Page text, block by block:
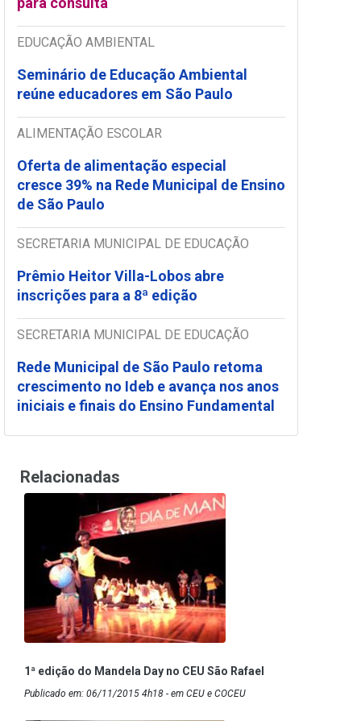
EDUCAÇÃO AMBIENTAL
Seminário de Educação Ambiental
reúne educadores em São Paulo
ALIMENTAÇÃO ESCOLAR
Oferta de alimentação especial
cresce 39% na Rede Municipal de Ensino
de São Paulo
SECRETARIA MUNICIPAL DE EDUCAÇÃO
Prêmio Heitor Villa-Lobos abre
inscrições para a 8ª edição
SECRETARIA MUNICIPAL DE EDUCAÇÃO
Rede Municipal de São Paulo retoma
crescimento no Ideb e avança nos anos
iniciais e finais do Ensino Fundamental
Relacionadas
1ª edição do Mandela Day no CEU São Rafael
Publicado em: 06/11/2015 4h18 - em CEU e COCEU